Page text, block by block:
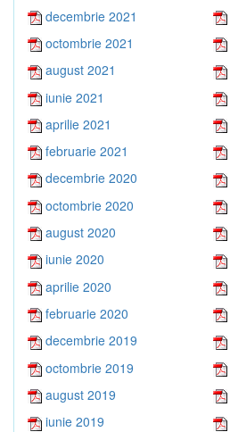
decembrie 2021
octombrie 2021
august 2021
iunie 2021
aprilie 2021
februarie 2021
decembrie 2020
octombrie 2020
august 2020
iunie 2020
aprilie 2020
februarie 2020
decembrie 2019
octombrie 2019
august 2019
iunie 2019